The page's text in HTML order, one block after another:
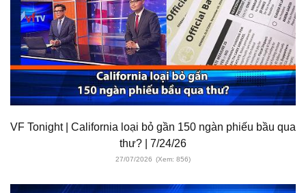
VF Tonight | California loại bỏ gần 150 ngàn phiếu bầu qua
thư? | 7/24/26
27/07/2026 (Xem: 856)